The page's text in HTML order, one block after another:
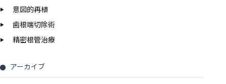
意図的再植
歯根端切除術
精密根管治療
アーカイブ